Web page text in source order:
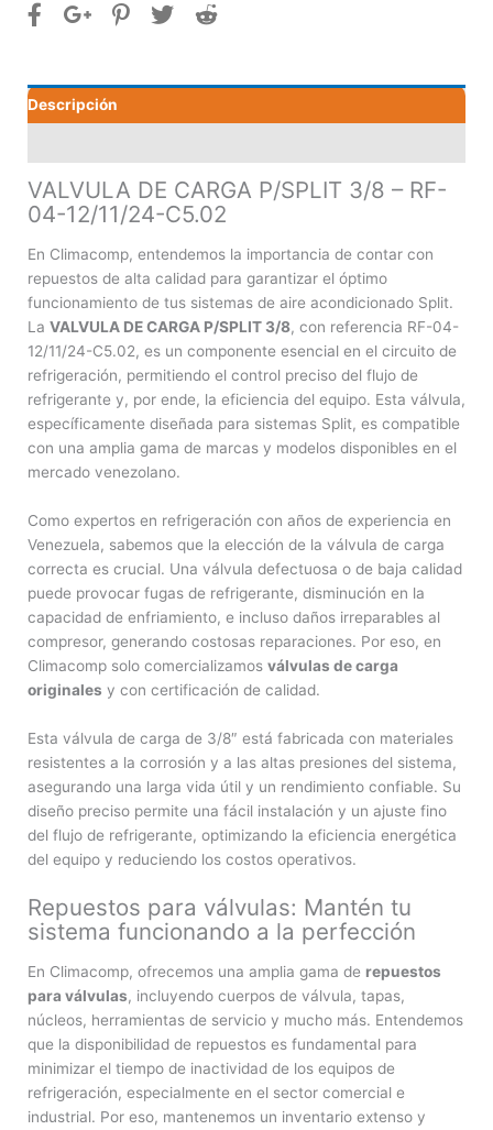
3/8
Descripción
VALVULA DE CARGA P/SPLIT 3/8 – RF-
04-12/11/24-C5.02
En Climacomp, entendemos la importancia de contar con
repuestos de alta calidad para garantizar el óptimo
funcionamiento de tus sistemas de aire acondicionado Split.
La VALVULA DE CARGA P/SPLIT 3/8, con referencia RF-04-
12/11/24-C5.02, es un componente esencial en el circuito de
refrigeración, permitiendo el control preciso del flujo de
refrigerante y, por ende, la eficiencia del equipo. Esta válvula,
específicamente diseñada para sistemas Split, es compatible
con una amplia gama de marcas y modelos disponibles en el
mercado venezolano.
Como expertos en refrigeración con años de experiencia en
Venezuela, sabemos que la elección de la válvula de carga
correcta es crucial. Una válvula defectuosa o de baja calidad
puede provocar fugas de refrigerante, disminución en la
capacidad de enfriamiento, e incluso daños irreparables al
compresor, generando costosas reparaciones. Por eso, en
Climacomp solo comercializamos válvulas de carga
originales y con certificación de calidad.
Esta válvula de carga de 3/8″ está fabricada con materiales
resistentes a la corrosión y a las altas presiones del sistema,
asegurando una larga vida útil y un rendimiento confiable. Su
diseño preciso permite una fácil instalación y un ajuste fino
del flujo de refrigerante, optimizando la eficiencia energética
del equipo y reduciendo los costos operativos.
Repuestos para válvulas: Mantén tu
sistema funcionando a la perfección
En Climacomp, ofrecemos una amplia gama de repuestos
para válvulas, incluyendo cuerpos de válvula, tapas,
núcleos, herramientas de servicio y mucho más. Entendemos
que la disponibilidad de repuestos es fundamental para
minimizar el tiempo de inactividad de los equipos de
refrigeración, especialmente en el sector comercial e
industrial. Por eso, mantenemos un inventario extenso y